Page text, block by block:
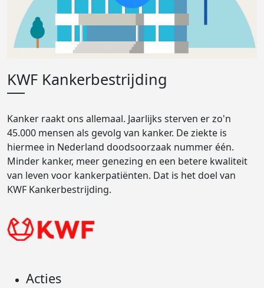
KWF Kankerbestrijding
Kanker raakt ons allemaal. Jaarlijks sterven er zo'n
45.000 mensen als gevolg van kanker. De ziekte is
hiermee in Nederland doodsoorzaak nummer één.
Minder kanker, meer genezing en een betere kwaliteit
van leven voor kankerpatiënten. Dat is het doel van
KWF Kankerbestrijding.
Acties